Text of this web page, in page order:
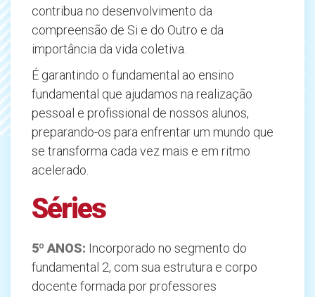
contribua no desenvolvimento da
compreensão de Si e do Outro e da
importância da vida coletiva.
É garantindo o fundamental ao ensino
fundamental que ajudamos na realização
pessoal e profissional de nossos alunos,
preparando-os para enfrentar um mundo que
se transforma cada vez mais e em ritmo
acelerado.
Séries
5º ANOS: Incorporado no segmento do
fundamental 2, com sua estrutura e corpo
docente formada por professores